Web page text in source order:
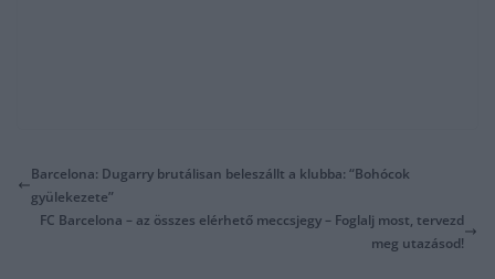
Barcelona: Dugarry brutálisan beleszállt a klubba: “Bohócok
gyülekezete”
FC Barcelona – az összes elérhető meccsjegy – Foglalj most, tervezd
meg utazásod!